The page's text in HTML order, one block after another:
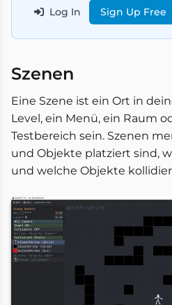
Log In
Sign Up Free
Szenen
Eine Szene ist ein Ort in
Level, ein Menü, ein Raum
Testbereich sein. Szenen
und Objekte platziert sind,
und welche Objekte